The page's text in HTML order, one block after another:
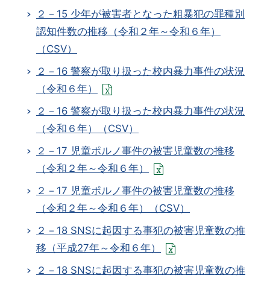
２－15 少年が被害者となった粗暴犯の罪種別
認知件数の推移（令和２年～令和６年）
（CSV）
２－16 警察が取り扱った校内暴力事件の状況
（令和６年）
２－16 警察が取り扱った校内暴力事件の状況
（令和６年）（CSV）
２－17 児童ポルノ事件の被害児童数の推移
（令和２年～令和６年）
２－17 児童ポルノ事件の被害児童数の推移
（令和２年～令和６年）（CSV）
２－18 SNSに起因する事犯の被害児童数の推
移（平成27年～令和６年）
２－18 SNSに起因する事犯の被害児童数の推